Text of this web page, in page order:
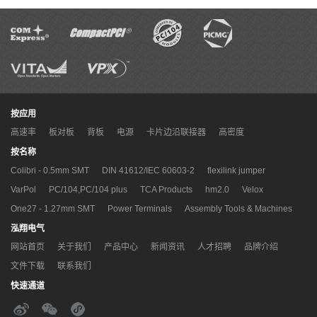
按应用
高速率 板对板 背板 电源 卡片边沿联接器 高密度
按名称
Colibri - 0.5mm SMT DIN 41612/IEC 60603-2
flexilink jumper
VarPol
PC/104,PC/104 plus TCA Products hm2.0
Velox
One27 - 1.27mm SMT
Power Terminals Assembly Tools & Machines
泓翔电气
网站首页 关于我们 产品中心 新闻资讯 人才招聘
品牌介绍
文件下载
联系我们
快速通道